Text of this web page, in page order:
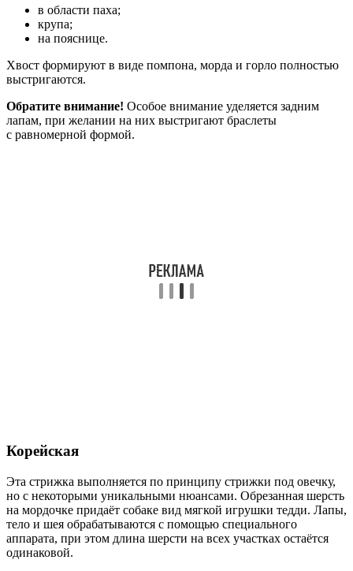
в области паха;
крупа;
на пояснице.
Хвост формируют в виде помпона, морда и горло полностью
выстригаются.
Обратите внимание! Особое внимание уделяется задним
лапам, при желании на них выстригают браслеты
с равномерной формой.
Корейская
Эта стрижка выполняется по принципу стрижки под овечку,
но с некоторыми уникальными нюансами. Обрезанная шерсть
на мордочке придаёт собаке вид мягкой игрушки тедди. Лапы,
тело и шея обрабатываются с помощью специального
аппарата, при этом длина шерсти на всех участках остаётся
одинаковой.